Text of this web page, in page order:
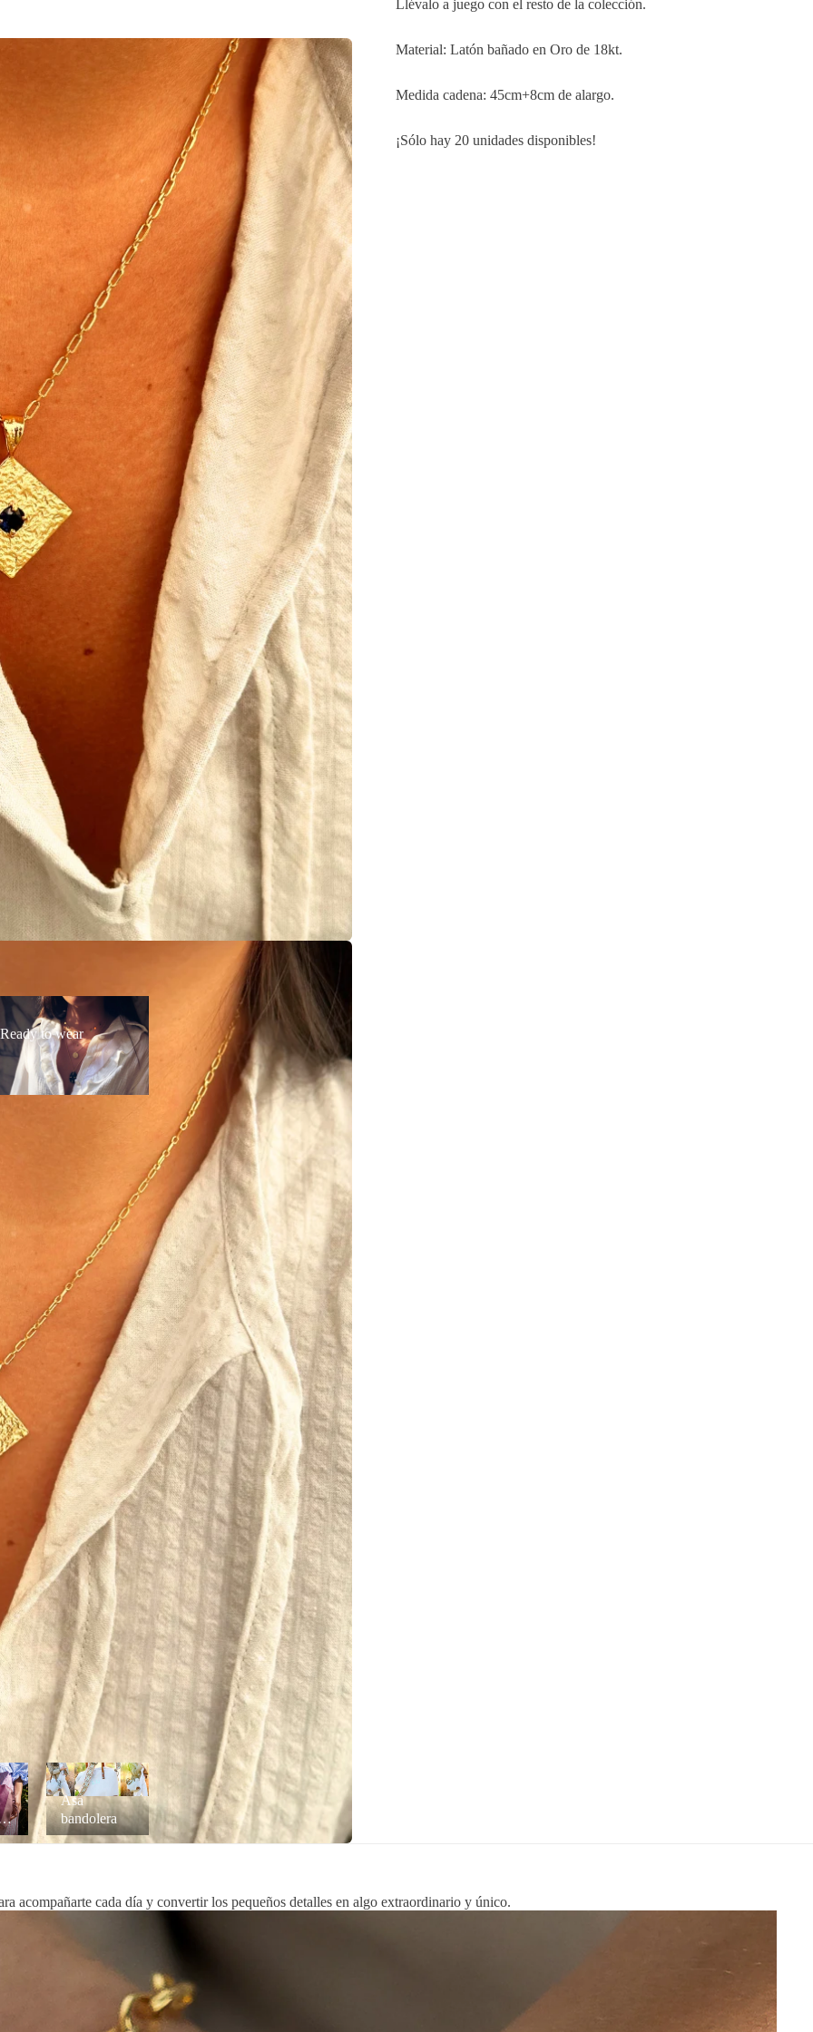
Ready to wear
Asa
bandolera
Asa
bandolera
Llévalo a juego con el resto de la colección.
Material: Latón bañado en Oro de 18kt.
Medida cadena: 45cm+8cm de alargo.
¡Sólo hay 20 unidades disponibles!
acompañarte cada día y convertir los pequeños detalles en algo extraordinario y único.